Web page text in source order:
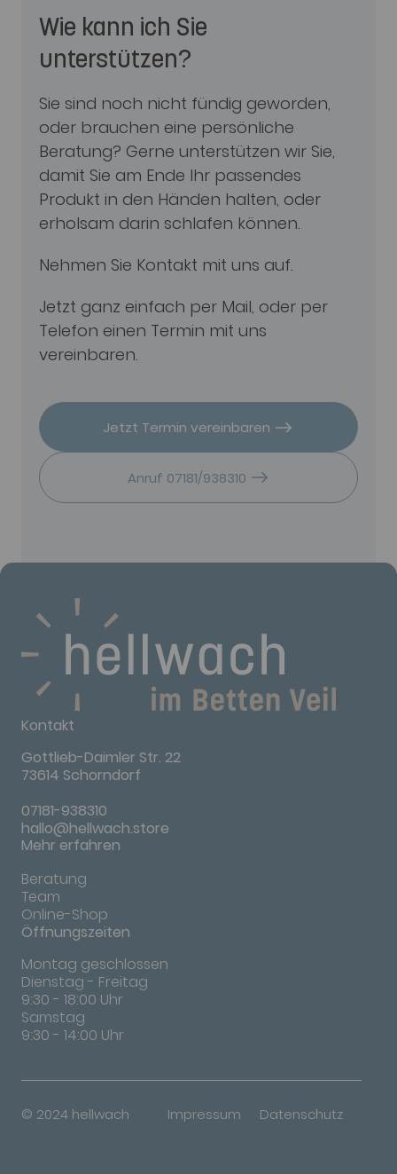
Wie kann ich Sie
unterstützen?
Sie sind noch nicht fündig geworden,
oder brauchen eine persönliche
Beratung? Gerne unterstützen wir Sie,
damit Sie am Ende Ihr passendes
Produkt in den Händen halten, oder
erholsam darin schlafen können.
Nehmen Sie Kontakt mit uns auf.
Jetzt ganz einfach per Mail, oder per
Telefon einen Termin mit uns
vereinbaren.
Jetzt Termin vereinbaren
Anruf 07181/938310
Kontakt
Gottlieb-Daimler Str. 22
73614 Schorndorf
07181-938310
hallo@hellwach.store
Mehr erfahren
Beratung
Team
Online-Shop
Öffnungszeiten
Montag geschlossen
Dienstag - Freitag
9:30 - 18:00 Uhr
Samstag
9:30 - 14:00 Uhr
© 2024 hellwach Impressum Datenschutz